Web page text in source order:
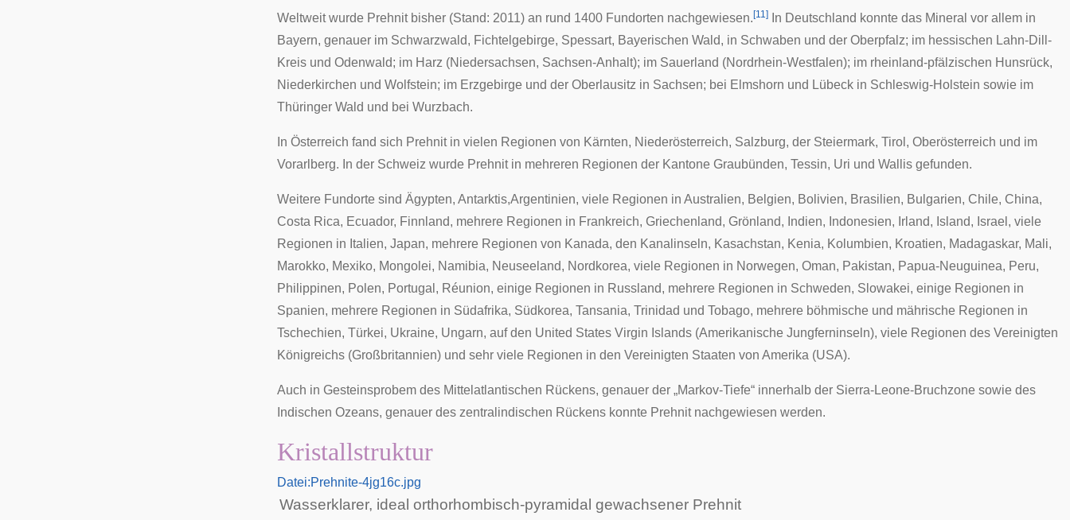
Weltweit wurde Prehnit bisher (Stand: 2011) an rund 1400 Fundorten nachgewiesen. [11]
In Deutschland konnte das Mineral vor allem in
Bayern, genauer im Schwarzwald, Fichtelgebirge, Spessart, Bayerischen Wald, in Schwaben und der Oberpfalz; im hessischen Lahn-Dill-
Kreis und Odenwald; im Harz (Niedersachsen, Sachsen-Anhalt); im Sauerland (Nordrhein-Westfalen); im rheinland-pfälzischen Hunsrück,
Niederkirchen und Wolfstein; im Erzgebirge und der Oberlausitz in Sachsen; bei Elmshorn und Lübeck in Schleswig-Holstein sowie im
Thüringer Wald und bei Wurzbach.
In Österreich fand sich Prehnit in vielen Regionen von Kärnten, Niederösterreich, Salzburg, der Steiermark, Tirol , Oberösterreich und im
Vorarlberg. In der Schweiz wurde Prehnit in mehreren Regionen der Kantone Graubünden, Tessin, Uri und Wallis gefunden.
Weitere Fundorte sind Ägypten, Antarktis,Argentinien, viele Regionen in Australien, Belgien, Bolivien, Brasilien, Bulgarien, Chile, China,
Costa Rica, Ecuador, Finnland, mehrere Regionen in Frankreich, Griechenland, Grönland, Indien, Indonesien, Irland, Island, Israel , viele
Regionen in Italien, Japan, mehrere Regionen von Kanada, den Kanalinseln, Kasachstan, Kenia, Kolumbien, Kroatien, Madagaskar, Mali,
Marokko, Mexiko, Mongolei, Namibia, Neuseeland, Nordkorea, viele Regionen in Norwegen, Oman, Pakistan, Papua-Neuguinea, Peru,
Philippinen, Polen, Portugal , Réunion, einige Regionen in Russland, mehrere Regionen in Schweden, Slowakei, einige Regionen in
Spanien, mehrere Regionen in Südafrika, Südkorea, Tansania, Trinidad und Tobago, mehrere böhmische und mährische Regionen in
Tschechien, Türkei, Ukraine, Ungarn, auf den United States Virgin Islands (Amerikanische Jungferninseln), viele Regionen des Vereinigten
Königreichs (Großbritannien) und sehr viele Regionen in den Vereinigten Staaten von Amerika (USA).
Auch in Gesteinsprobem des Mittelatlantischen Rückens, genauer der „Markov-Tiefe“ innerhalb der Sierra-Leone-Bruchzone sowie des
Indischen Ozeans, genauer des zentralindischen Rückens konnte Prehnit nachgewiesen werden.
Kristallstruktur
Datei:Prehnite-4jg16c.jpg
Wasserklarer, ideal orthorhombisch-pyramidal gewachsener Prehnit